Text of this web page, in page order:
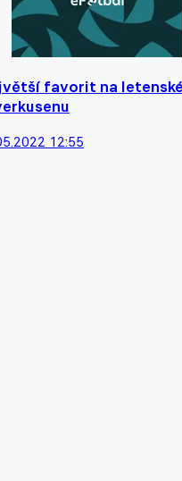
favorit na
12:55